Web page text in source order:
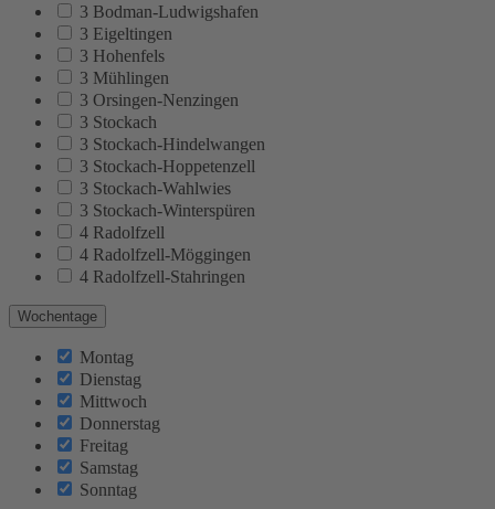
3 Bodman-Ludwigshafen
3 Eigeltingen
3 Hohenfels
3 Mühlingen
3 Orsingen-Nenzingen
3 Stockach
3 Stockach-Hindelwangen
3 Stockach-Hoppetenzell
3 Stockach-Wahlwies
3 Stockach-Winterspüren
4 Radolfzell
4 Radolfzell-Möggingen
4 Radolfzell-Stahringen
Wochentage
Montag
Dienstag
Mittwoch
Donnerstag
Freitag
Samstag
Sonntag